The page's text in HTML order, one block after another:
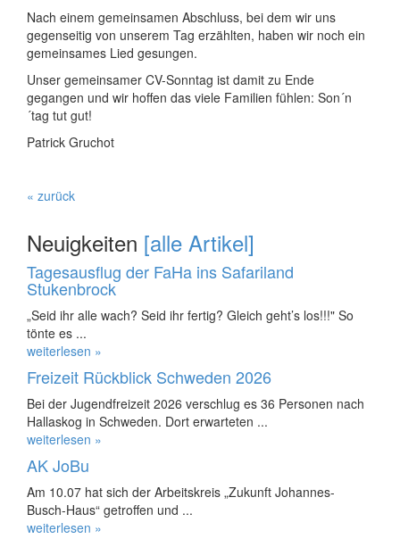
Nach einem gemeinsamen Abschluss, bei dem wir uns
gegenseitig von unserem Tag erzählten, haben wir noch ein
gemeinsames Lied gesungen.
Unser gemeinsamer CV-Sonntag ist damit zu Ende
gegangen und wir hoffen das viele Familien fühlen: Son´n
´tag tut gut!
Patrick Gruchot
« zurück
Neuigkeiten [alle Artikel]
Tagesausflug der FaHa ins Safariland
Stukenbrock
„Seid ihr alle wach? Seid ihr fertig? Gleich geht’s los!!!" So
tönte es ...
weiterlesen »
Freizeit Rückblick Schweden 2026
Bei der Jugendfreizeit 2026 verschlug es 36 Personen nach
Hallaskog in Schweden. Dort erwarteten ...
weiterlesen »
AK JoBu
Am 10.07 hat sich der Arbeitskreis „Zukunft Johannes-
Busch-Haus“ getroffen und ...
weiterlesen »